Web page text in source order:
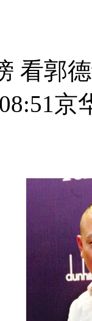
看郭
京